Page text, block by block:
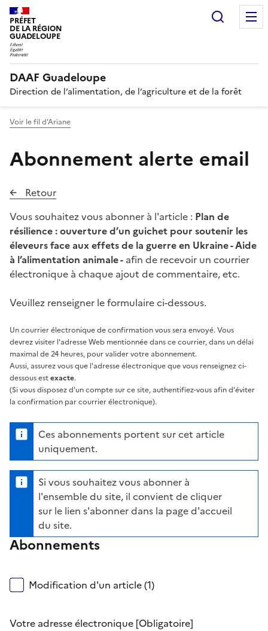
PRÉFET
DE LA RÉGION
GUADELOUPE
DAAF Guadeloupe
Direction de l’alimentation, de l’agriculture et de la forêt
Voir le fil d'Ariane
Abonnement alerte email
Retour
Vous souhaitez vous abonner à l'article : Plan de
résilience : ouverture d’un guichet pour soutenir les
éleveurs face aux effets de la guerre en Ukraine - Aide
à l’alimentation animale - afin de recevoir un courrier
électronique à chaque ajout de commentaire, etc.
Veuillez renseigner le formulaire ci-dessous.
Un courrier électronique de confirmation vous sera envoyé. Vous
devrez visiter l'adresse Web mentionnée dans ce courrier, dans un délai
maximal de 24 heures, pour valider votre abonnement.
Aussi, assurez vous que l'adresse électronique que vous renseignez ci-
dessous estexacte.
(Si vous disposez d'un compte sur ce site, authentifiez-vous afin d'éviter
la confirmation par courrier électronique).
Ces abonnements portent sur cet article
uniquement.
Si vous souhaitez vous abonner à
l'ensemble du site, il convient de cliquer
sur le lien s'abonner dans la page d'accueil
du site.
Abonnements
Modification d'un article (1)
Votre adresse électronique [Obligatoire]